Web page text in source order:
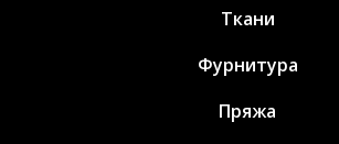
Ткани
Фурнитура
Пряжа